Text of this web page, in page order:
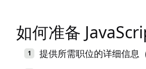
如何准备
提供所需职位的详细信息